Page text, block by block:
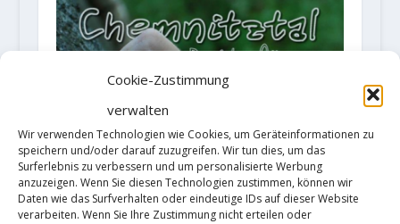
Cookie-Zustimmung
verwalten
Wir verwenden Technologien wie Cookies, um Geräteinformationen zu
speichern und/oder darauf zuzugreifen. Wir tun dies, um das
Surferlebnis zu verbessern und um personalisierte Werbung
anzuzeigen. Wenn Sie diesen Technologien zustimmen, können wir
Daten wie das Surfverhalten oder eindeutige IDs auf dieser Website
verarbeiten. Wenn Sie Ihre Zustimmung nicht erteilen oder